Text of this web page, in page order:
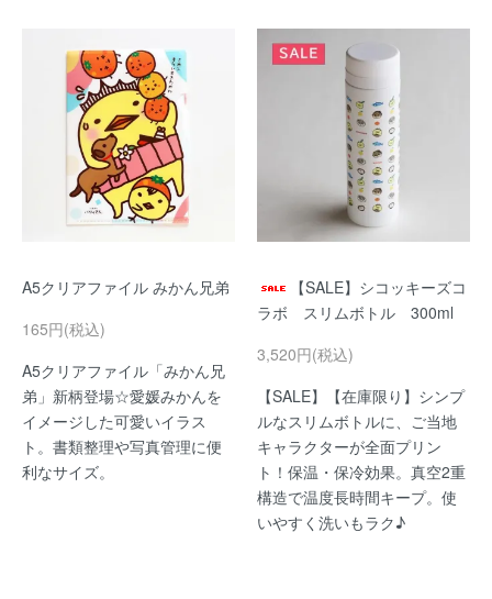
A5クリアファイル みかん兄弟
165円(税込)
A5クリアファイル「みかん兄
弟」新柄登場☆愛媛みかんを
イメージした可愛いイラス
ト。書類整理や写真管理に便
利なサイズ。
【SALE】シコッキーズコ
ラボ スリムボトル 300ml
3,520円(税込)
【SALE】【在庫限り】シンプ
ルなスリムボトルに、ご当地
キャラクターが全面プリン
ト！保温・保冷効果。真空2重
構造で温度長時間キープ。使
いやすく洗いもラク♪